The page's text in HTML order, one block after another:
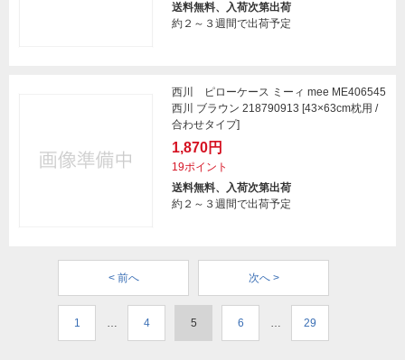
送料無料、入荷次第出荷
約２～３週間で出荷予定
西川 ピローケース ミーィ mee ME406545
西川 ブラウン 218790913 [43×63cm枕用 /
合わせタイプ]
1,870円
19ポイント
送料無料、入荷次第出荷
約２～３週間で出荷予定
< 前へ 次へ >
1 … 4 5 6 … 29